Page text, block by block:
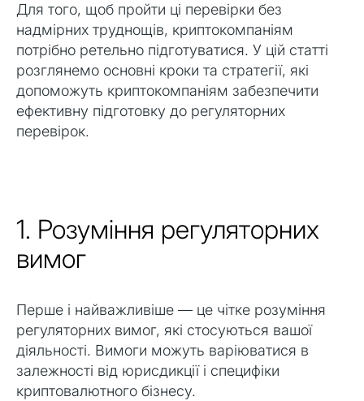
Для того, щоб пройти ці перевірки без
надмірних труднощів, криптокомпаніям
потрібно ретельно підготуватися. У цій статті
розглянемо основні кроки та стратегії, які
допоможуть криптокомпаніям забезпечити
ефективну підготовку до регуляторних
перевірок.
1. Розуміння регуляторних
вимог
Перше і найважливіше — це чітке розуміння
регуляторних вимог, які стосуються вашої
діяльності. Вимоги можуть варіюватися в
залежності від юрисдикції і специфіки
криптовалютного бізнесу.